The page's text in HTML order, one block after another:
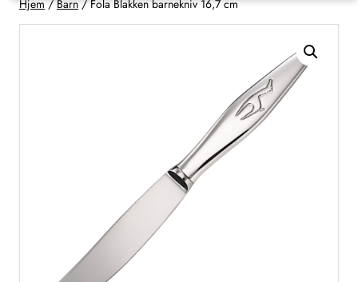
Hjem/Barn/ Fola Blakken barnekniv 16,7 cm